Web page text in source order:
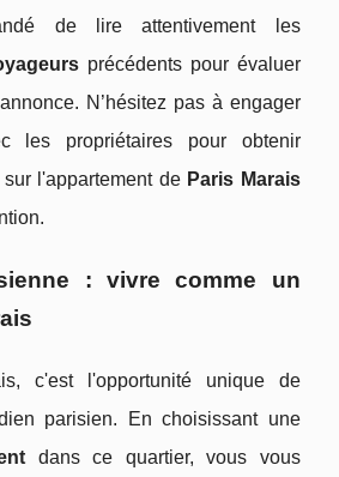
de lire attentivement les
précédents pour évaluer
N’hésitez pas à engager
les propriétaires pour obtenir
l'appartement de Paris Marais
: vivre comme un
c'est l'opportunité unique de
parisien. En choisissant une
dans ce quartier, vous vous